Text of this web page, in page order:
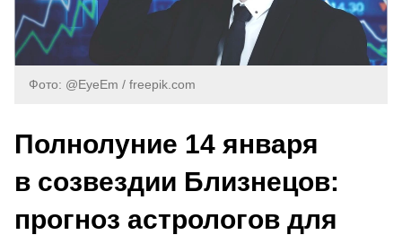
Фото: @EyeEm / freepik.com
Полнолуние 14 января
в созвездии Близнецов:
прогноз астрологов для